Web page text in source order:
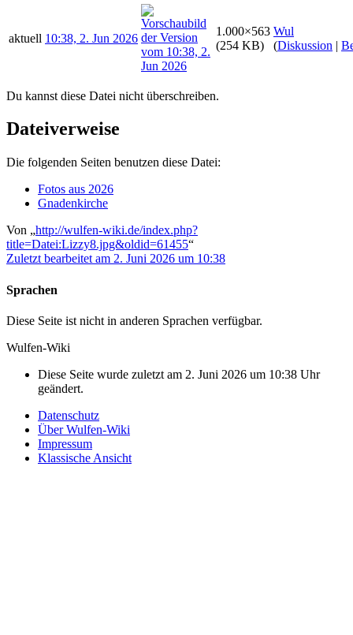
aktuell 10:38, 2. Jun 2026
1.000×563
(254 KB)
Wul
(Diskussion |
Du kannst diese Datei nicht überschreiben.
Dateiverweise
Die folgenden Seiten benutzen diese Datei:
Fotos aus 2026
Gnadenkirche
Von „http://wulfen-wiki.de/index.php?
title=Datei:Lizzy8.jpg&oldid=61455“
Zuletzt bearbeitet am 2. Juni 2026 um 10:38
Sprachen
Diese Seite ist nicht in anderen Sprachen verfügbar.
Wulfen-Wiki
Diese Seite wurde zuletzt am 2. Juni 2026 um 10:38 Uhr
geändert.
Datenschutz
Über Wulfen-Wiki
Impressum
Klassische Ansicht